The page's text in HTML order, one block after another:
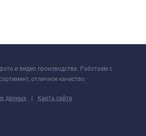
и видео производства. Работаем с
отличное качество.
данных | Карта сайта